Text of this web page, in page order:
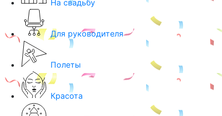
На свадьбу
Для руководителя
Полеты
Красота